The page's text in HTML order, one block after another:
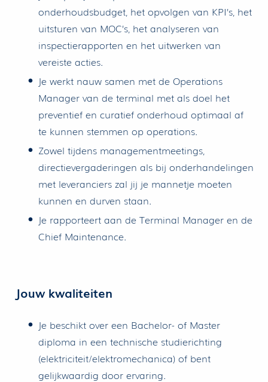
onderhoudsbudget, het opvolgen van KPI’s, het
uitsturen van MOC’s, het analyseren van
inspectierapporten en het uitwerken van
vereiste acties.
Je werkt nauw samen met de Operations
Manager van de terminal met als doel het
preventief en curatief onderhoud optimaal af
te kunnen stemmen op operations.
Zowel tijdens managementmeetings,
directievergaderingen als bij onderhandelingen
met leveranciers zal jij je mannetje moeten
kunnen en durven staan.
Je rapporteert aan de Terminal Manager en de
Chief Maintenance.
Jouw kwaliteiten
Je beschikt over een Bachelor- of Master
diploma in een technische studierichting
(elektriciteit/elektromechanica) of bent
gelijkwaardig door ervaring.